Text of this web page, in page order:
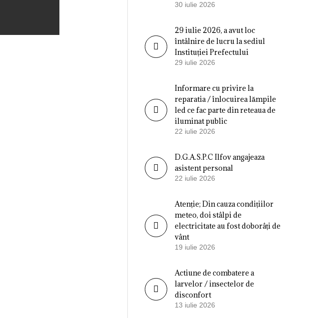
30 iulie 2026
29 iulie 2026, a avut loc
întâlnire de lucru la sediul
Instituției Prefectului
29 iulie 2026
Informare cu privire la
reparatia / înlocuirea lămpile
led ce fac parte din reteaua de
iluminat public
22 iulie 2026
D.G.A.S.P.C Ilfov angajeaza
asistent personal
22 iulie 2026
Atenție; Din cauza condițiilor
meteo, doi stâlpi de
electricitate au fost doborâți de
vânt
19 iulie 2026
Actiune de combatere a
larvelor / insectelor de
disconfort
13 iulie 2026